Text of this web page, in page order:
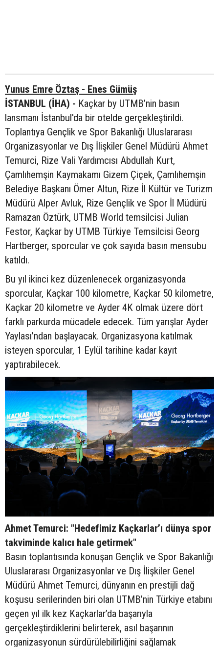
Yunus Emre Öztaş - Enes Gümüş
İSTANBUL (İHA) - Kaçkar by UTMB’nin basın
lansmanı İstanbul'da bir otelde gerçekleştirildi.
Toplantıya Gençlik ve Spor Bakanlığı Uluslararası
Organizasyonlar ve Dış İlişkiler Genel Müdürü Ahmet
Temurci, Rize Vali Yardımcısı Abdullah Kurt,
Çamlıhemşin Kaymakamı Gizem Çiçek, Çamlıhemşin
Belediye Başkanı Ömer Altun, Rize İl Kültür ve Turizm
Müdürü Alper Avluk, Rize Gençlik ve Spor İl Müdürü
Ramazan Öztürk, UTMB World temsilcisi Julian
Festor, Kaçkar by UTMB Türkiye Temsilcisi Georg
Hartberger, sporcular ve çok sayıda basın mensubu
katıldı.
Bu yıl ikinci kez düzenlenecek organizasyonda
sporcular, Kaçkar 100 kilometre, Kaçkar 50 kilometre,
Kaçkar 20 kilometre ve Ayder 4K olmak üzere dört
farklı parkurda mücadele edecek. Tüm yarışlar Ayder
Yaylası’ndan başlayacak. Organizasyona katılmak
isteyen sporcular, 1 Eylül tarihine kadar kayıt
yaptırabilecek.
Ahmet Temurci: "Hedefimiz Kaçkarlar’ı dünya spor
takviminde kalıcı hale getirmek"
Basın toplantısında konuşan Gençlik ve Spor Bakanlığı
Uluslararası Organizasyonlar ve Dış İlişkiler Genel
Müdürü Ahmet Temurci, dünyanın en prestijli dağ
koşusu serilerinden biri olan UTMB’nin Türkiye etabını
geçen yıl ilk kez Kaçkarlar’da başarıyla
gerçekleştirdiklerini belirterek, asıl başarının
organizasyonun sürdürülebilirliğini sağlamak